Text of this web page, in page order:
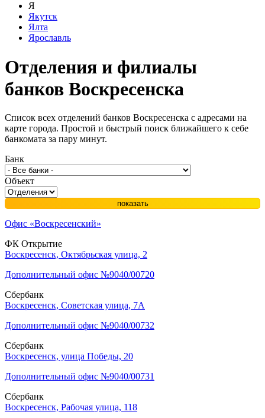
Я
Якутск
Ялта
Ярославль
Отделения и филиалы
банков Воскресенска
Список всех отделений банков Воскресенска с адресами на
карте города. Простой и быстрый поиск ближайшего к себе
банкомата за пару минут.
Банк
Объект
показать
Офис «Воскресенский»
ФК Открытие
Воскресенск, Октябрьская улица, 2
Дополнительный офис №9040/00720
Сбербанк
Воскресенск, Советская улица, 7А
Дополнительный офис №9040/00732
Сбербанк
Воскресенск, улица Победы, 20
Дополнительный офис №9040/00731
Сбербанк
Воскресенск, Рабочая улица, 118